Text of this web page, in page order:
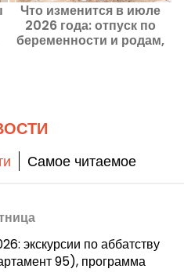
Что изменится в июле
2026 года: отпуск по
беременности и родам,
Самое читаемое
экскурсии по аббатству
95), программа